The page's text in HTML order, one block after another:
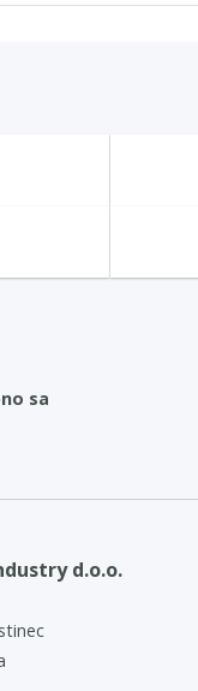
sa
d.o.o.